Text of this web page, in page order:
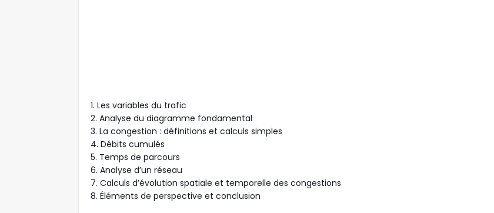
1. Les variables du trafic
2. Analyse du diagramme fondamental
3. La congestion : définitions et calculs simples
4. Débits cumulés
5. Temps de parcours
6. Analyse d’un réseau
7. Calculs d’évolution spatiale et temporelle des congestions
8. Éléments de perspective et conclusion